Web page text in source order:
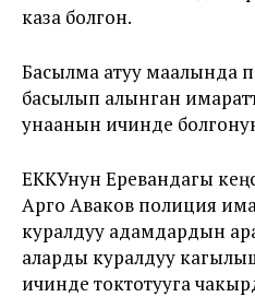
каза болгон.
Басылма атуу маалында
басылып алынган
унаанын ичинде
ЕККУнун Еревандагы
Арго Аваков полиция
куралдуу адамдардын
аларды куралдуу
ичинде токтотууга